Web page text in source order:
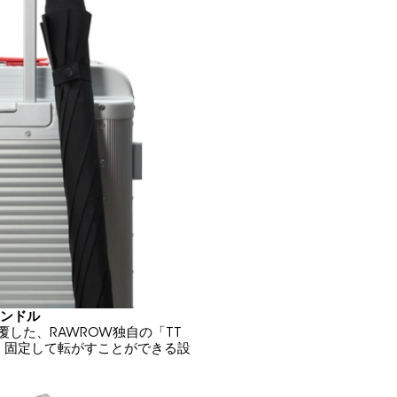
ドル
した、RAWROW独自の「TT
定して転がすことができる設